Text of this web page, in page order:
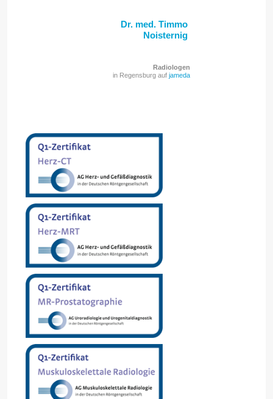
Dr. med. Timmo
Noisternig
Radiologen
in Regensburg auf jameda